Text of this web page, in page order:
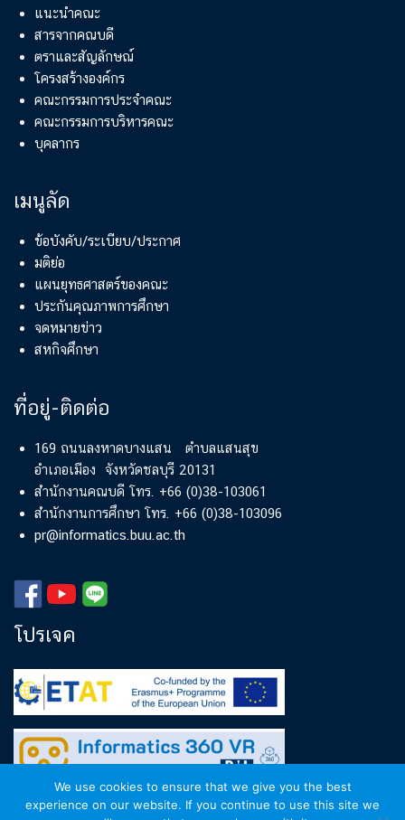
แนะนำคณะ
สารจากคณบดี
ตราและสัญลักษณ์
โครงสร้างองค์กร
คณะกรรมการประจำคณะ
คณะกรรมการบริหารคณะ
บุคลากร
เมนูลัด
ข้อบังคับ/ระเบียบ/ประกาศ
มติย่อ
แผนยุทธศาสตร์ของคณะ
ประกันคุณภาพการศึกษา
จดหมายข่าว
สหกิจศึกษา
ที่อยู่-ติดต่อ
169 ถนนลงหาดบางแสน ตำบลแสนสุข
อำเภอเมือง จังหวัดชลบุรี 20131
สำนักงานคณบดี โทร. +66 (0)38-103061
สำนักงานการศึกษา โทร. +66 (0)38-103096
pr@informatics.buu.ac.th
โปรเจค
We use cookies to ensure that we give you the best
experience on our website. If you continue to use this site we